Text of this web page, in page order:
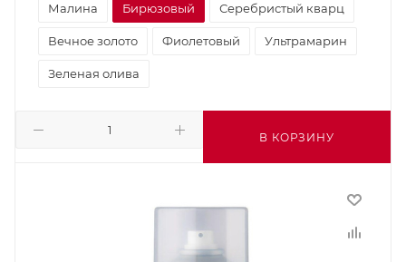
В КОРЗИНУ
Малина Бирюзовый Серебристый кварц
Вечное золото Фиолетовый Ультрамарин
Зеленая олива